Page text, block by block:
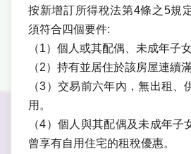
按新增訂所得稅法第4條之5規
須符合四個要件:
（1）個人或其配偶、未成年子
（2）持有並居住於該房屋連續滿
（3）交易前六年內，無出租、
用。
（4）個人與其配偶及未成年子
曾享有自用住宅的租稅優惠。